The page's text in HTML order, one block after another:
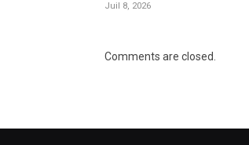
Juil 8, 2026
Comments are closed.